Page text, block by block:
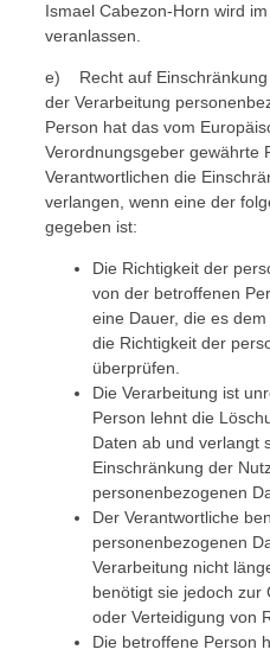
Ismael Cabezon-Horn wird
veranlassen.
e) Recht auf Einschränkung
der Verarbeitung
Person hat das vom
Verordnungsgeber gewährte
Verantwortlichen die
verlangen, wenn eine der
gegeben ist:
Die Richtigkeit der
von der betroffenen
eine Dauer, die es
die Richtigkeit der
überprüfen.
Die Verarbeitung ist
Person lehnt die
Daten ab und verlangt
Einschränkung der
personenbezogenen
Der Verantwortliche
personenbezogenen
Verarbeitung nicht
benötigt sie jedoch zur
oder Verteidigung von
Die betroffene Person